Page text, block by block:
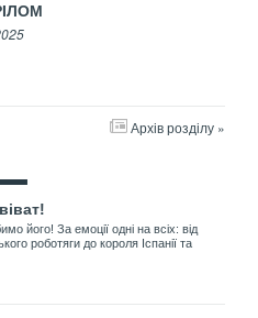
Архів розділу »
його! За емоції одні на всіх: від
роботяги до короля Іспанії та